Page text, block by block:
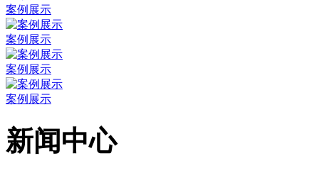
案例展示
案例展示
案例展示
案例展示
新闻中心